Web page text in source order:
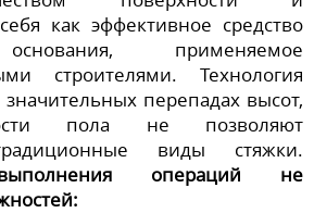
как эффективное средство
применяемое
строителями. Технология
перепадах высот,
пола не позволяют
виды стяжки.
операций не